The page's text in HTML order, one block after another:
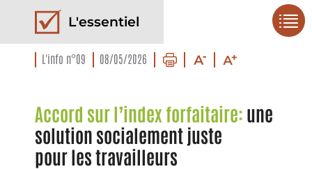
L'essentiel
L'info n°09 08/05/2026
Accord sur l’index forfaitaire: une
solution socialement juste
pour les travailleurs